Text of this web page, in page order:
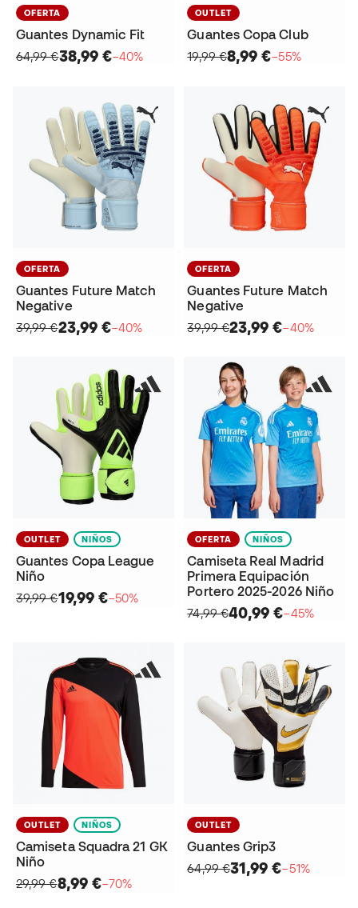
OFERTA
Guantes Dynamic Fit
64,99 €38,99 €−40%
OUTLET
Guantes Copa Club
19,99 €8,99 €−55%
OFERTA
Guantes Future Match
Negative
39,99 €23,99 €−40%
OFERTA
Guantes Future Match
Negative
39,99 €23,99 €−40%
OUTLET NIÑOS
Guantes Copa League
Niño
39,99 €19,99 €−50%
OFERTA NIÑOS
Camiseta Real Madrid
Primera Equipación
Portero 2025-2026 Niño
74,99 €40,99 €−45%
OUTLET NIÑOS
Camiseta Squadra 21 GK
Niño
29,99 €8,99 €−70%
OUTLET
Guantes Grip3
64,99 €31,99 €−51%